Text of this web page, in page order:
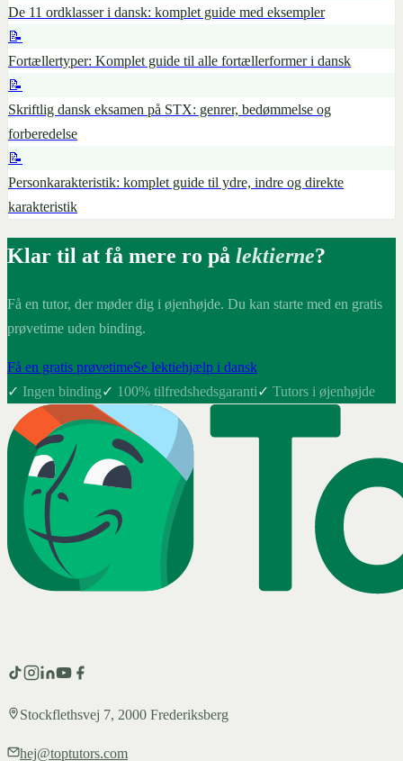
De 11 ordklasser i dansk: komplet guide med eksempler
📝
Fortællertyper: Komplet guide til alle fortællerformer i dansk
📝
Skriftlig dansk eksamen på STX: genrer, bedømmelse og
forberedelse
📝
Personkarakteristik: komplet guide til ydre, indre og direkte
karakteristik
Klar til at få mere ro på lektierne?
Få en tutor, der møder dig i øjenhøjde. Du kan starte med en gratis
prøvetime uden binding.
Få en gratis prøvetimeSe lektiehjælp i dansk
✓ Ingen binding✓ 100% tilfredshedsgaranti✓ Tutors i øjenhøjde
Stockflethsvej 7, 2000 Frederiksberg
hej@toptutors.com